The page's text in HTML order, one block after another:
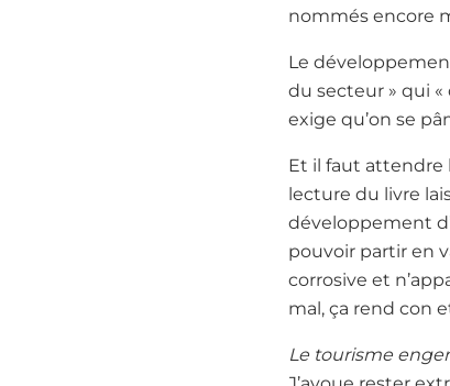
nommés encore
Le
du secteur » qui
exige qu’on se
Et il faut attendre
lecture du livre
développement
pouvoir partir en
corrosive et
mal, ça rend con
Le tourisme